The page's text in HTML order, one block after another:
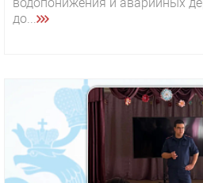
до...